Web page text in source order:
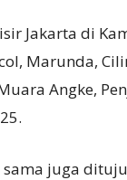
Jakarta di
Marunda,
Angke,
sama juga